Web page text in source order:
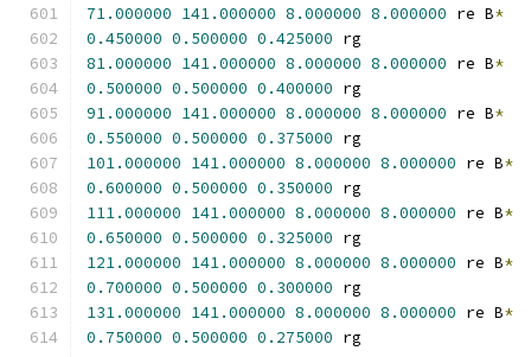
71.000000 141.000000 8.000000 8.000000 re B*
0.450000 0.500000 0.425000 rg
81.000000 141.000000 8.000000 8.000000 re B*
0.500000 0.500000 0.400000 rg
91.000000 141.000000 8.000000 8.000000 re B*
0.550000 0.500000 0.375000 rg
101.000000 141.000000 8.000000 8.000000 re B*
0.600000 0.500000 0.350000 rg
111.000000 141.000000 8.000000 8.000000 re B*
0.650000 0.500000 0.325000 rg
121.000000 141.000000 8.000000 8.000000 re B*
0.700000 0.500000 0.300000 rg
131.000000 141.000000 8.000000 8.000000 re B*
0.750000 0.500000 0.275000 rg